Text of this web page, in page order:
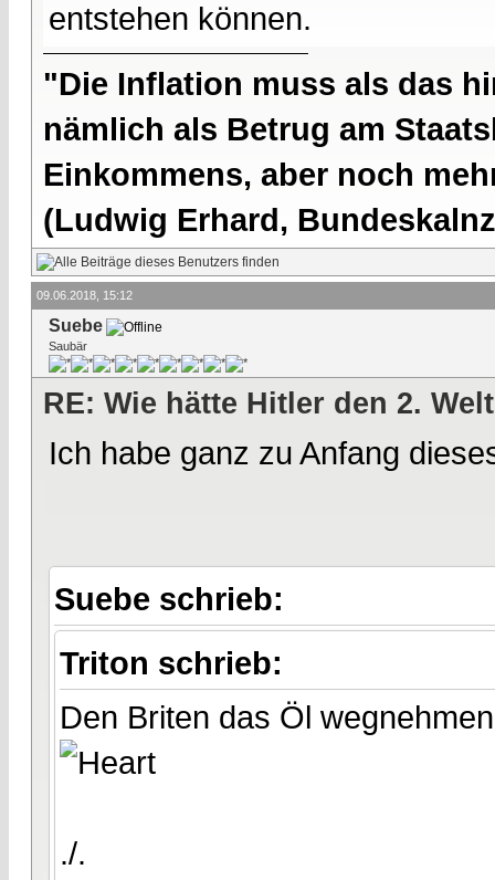
entstehen können.
"Die Inflation muss als das
nämlich als Betrug am
Einkommens, aber noch
(Ludwig Erhard,
09.06.2018, 15:12
Suebe
Saubär
RE: Wie hätte Hitler den 2.
Ich habe ganz zu Anfang
Suebe schrieb:
Triton schrieb:
Den Briten das Öl
./.